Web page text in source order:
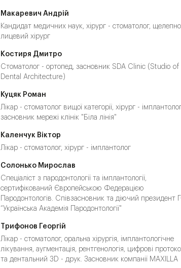
Макаревич Андрій
Кандидат медичних наук, хірург - стоматолог,
лицевий хірург
Костиря Дмитро
Стоматолог - ортопед, засновник SDA Clinic (Studio of
Dental Architecture)
Куцяк Роман
Лікар - стоматолог вищої категорії, хірург -
засновник мережі клінік "Біла лінія"
Каленчук Віктор
Лікар - стоматолог, хірург - імплантолог
Солонько Мирослав
Спеціаліст з пародонтології та імплантології,
сертифікований Європейською Федерацією
Пародонтологів. Співзасновник та діючий президент
“Українська Академія Пародонтології"
Трифонов Георгій
Лікар - стоматолог, оральна хірургія, імплантологічне
лікування, аугментація, рентгенологія, цифрові
та дентальний 3D - друк. Засновник компанії MAXILLA